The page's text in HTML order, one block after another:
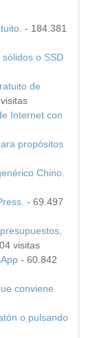
- 184.381
o SSD
de
Internet con
propósitos
Chino.
- 69.497
visitas
- 60.842
conviene
o pulsando